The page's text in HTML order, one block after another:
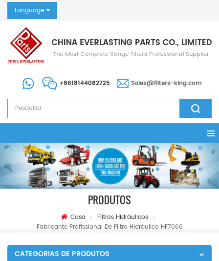
Language
+8618144082725 Sales@filters-king.com
PRODUTOS
Casa
Filtros Hidráulicos
Fabricante Profissional De Filtro Hidráulico HF7066
CATEGORIAS DE PRODUTOS